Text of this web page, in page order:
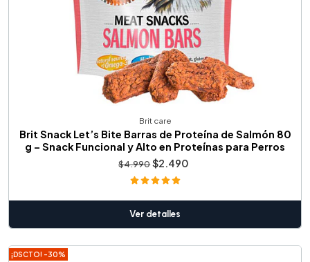
Brit care
Brit Snack Let’s Bite Barras de Proteína de Salmón 80
g – Snack Funcional y Alto en Proteínas para Perros
$4.990$2.490
Ver detalles
¡DSCTO! -30%